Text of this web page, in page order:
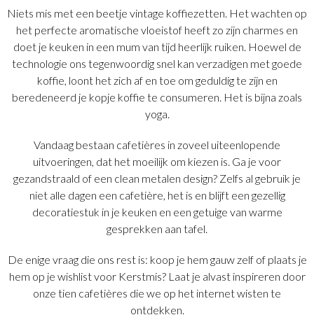
Niets mis met een beetje vintage koffiezetten. Het wachten op
het perfecte aromatische vloeistof heeft zo zijn charmes en
doet je keuken in een mum van tijd heerlijk ruiken. Hoewel de
technologie ons tegenwoordig snel kan verzadigen met goede
koffie, loont het zich af en toe om geduldig te zijn en
beredeneerd je kopje koffie te consumeren. Het is bijna zoals
yoga.
Vandaag bestaan cafetières in zoveel uiteenlopende
uitvoeringen, dat het moeilijk om kiezen is. Ga je voor
gezandstraald of een clean metalen design? Zelfs al gebruik je
niet alle dagen een cafetière, het is en blijft een gezellig
decoratiestuk in je keuken en een getuige van warme
gesprekken aan tafel.
De enige vraag die ons rest is: koop je hem gauw zelf of plaats je
hem op je wishlist voor Kerstmis? Laat je alvast inspireren door
onze tien cafetières die we op het internet wisten te
ontdekken.